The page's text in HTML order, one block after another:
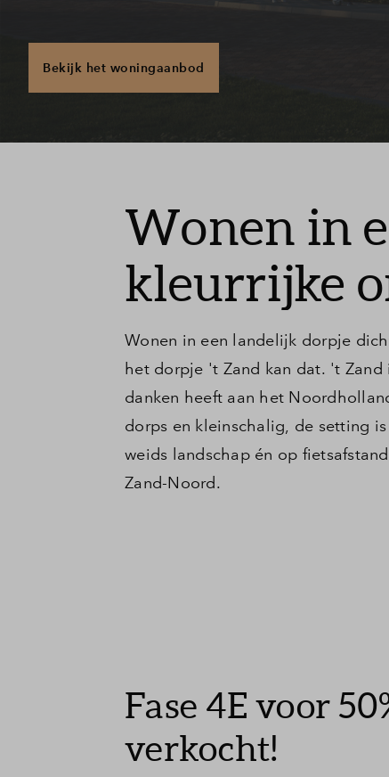
Bekijk het woningaanbod
Wonen in
kleurrijke
Wonen in een landelijk dorpje
het dorpje 't Zand kan dat. 't
danken heeft aan het
dorps en kleinschalig, de setting
weids landschap én op
Zand-Noord.
Fase 4E voor
verkocht!